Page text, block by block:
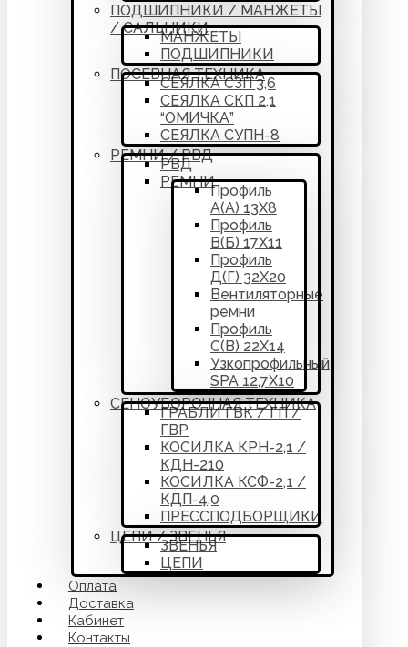
ПОДШИПНИКИ / МАНЖЕТЫ
/ САЛЬНИКИ
МАНЖЕТЫ
ПОДШИПНИКИ
ПОСЕВНАЯ ТЕХНИКА
СЕЯЛКА СЗП 3,6
СЕЯЛКА СКП 2,1
“ОМИЧКА”
СЕЯЛКА СУПН-8
РЕМНИ / РВД
РВД
РЕМНИ
Профиль
А(А) 13Х8
Профиль
В(Б) 17Х11
Профиль
Д(Г) 32Х20
Вентиляторные
ремни
Профиль
С(В) 22Х14
Узкопрофильный
SPA 12,7Х10
СЕНОУБОРОЧНАЯ ТЕХНИКА
ГРАБЛИ ГВК / ГП /
ГВР
КОСИЛКА КРН-2,1 /
КДН-210
КОСИЛКА КСФ-2,1 /
КДП-4,0
ПРЕССПОДБОРЩИКИ
ЦЕПИ / ЗВЕНЬЯ
ЗВЕНЬЯ
ЦЕПИ
Оплата
Доставка
Кабинет
Контакты